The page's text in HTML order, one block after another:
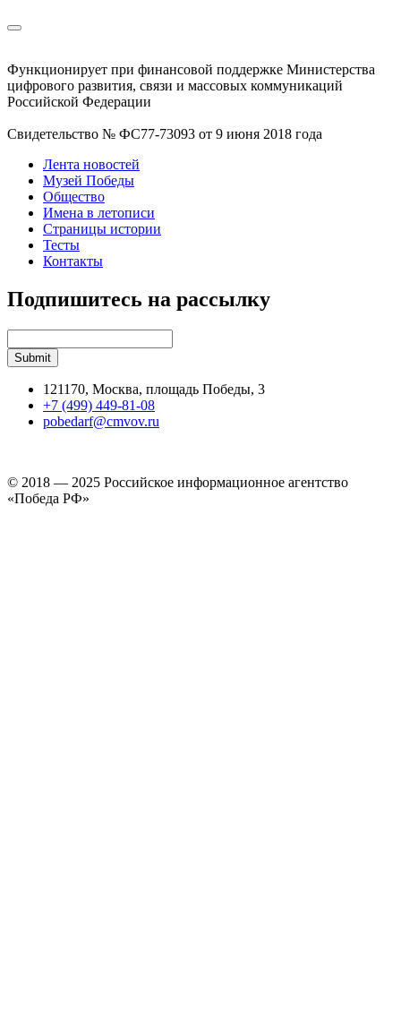
Функционирует при финансовой поддержке Министерства
цифрового развития, связи и массовых коммуникаций
Российской Федерации
Свидетельство № ФС77-73093 от 9 июня 2018 года
Лента новостей
Музей Победы
Общество
Имена в летописи
Страницы истории
Тесты
Контакты
Подпишитесь на рассылку
121170, Москва, площадь Победы, 3
+7 (499) 449-81-08
pobedarf@cmvov.ru
© 2018 — 2025 Российское информационное агентство
«Победа РФ»